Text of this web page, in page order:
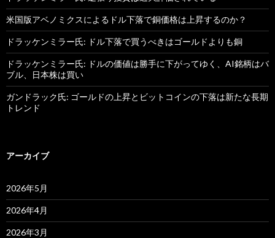
米国版アベノミクスによるドル下落で銅価格は上昇するのか？
ドラッケンミラー氏: ドル下落で買うべきはゴールドよりも銅
ドラッケンミラー氏: ドルの価値は勝手に下がってゆく、AI銘柄はバ
ブル、日本株は買い
ガンドラック氏: ゴールドの上昇とビットコインの下落は新たな長期
トレンド
アーカイブ
2026年5月
2026年4月
2026年3月